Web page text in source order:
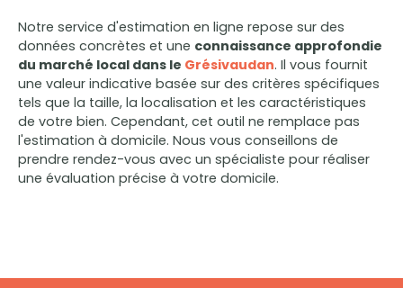
Notre service d'estimation en ligne repose sur des
données concrètes et une connaissance approfondie
du marché local dans le Grésivaudan. Il vous fournit
une valeur indicative basée sur des critères spécifiques
tels que la taille, la localisation et les caractéristiques
de votre bien. Cependant, cet outil ne remplace pas
l'estimation à domicile. Nous vous conseillons de
prendre rendez-vous avec un spécialiste pour réaliser
une évaluation précise à votre domicile.